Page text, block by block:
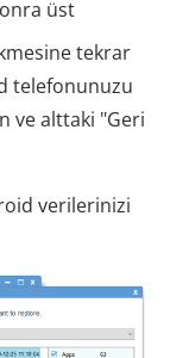
üst
tekrar
telefonunuzu
ve alttaki "Geri
verilerinizi